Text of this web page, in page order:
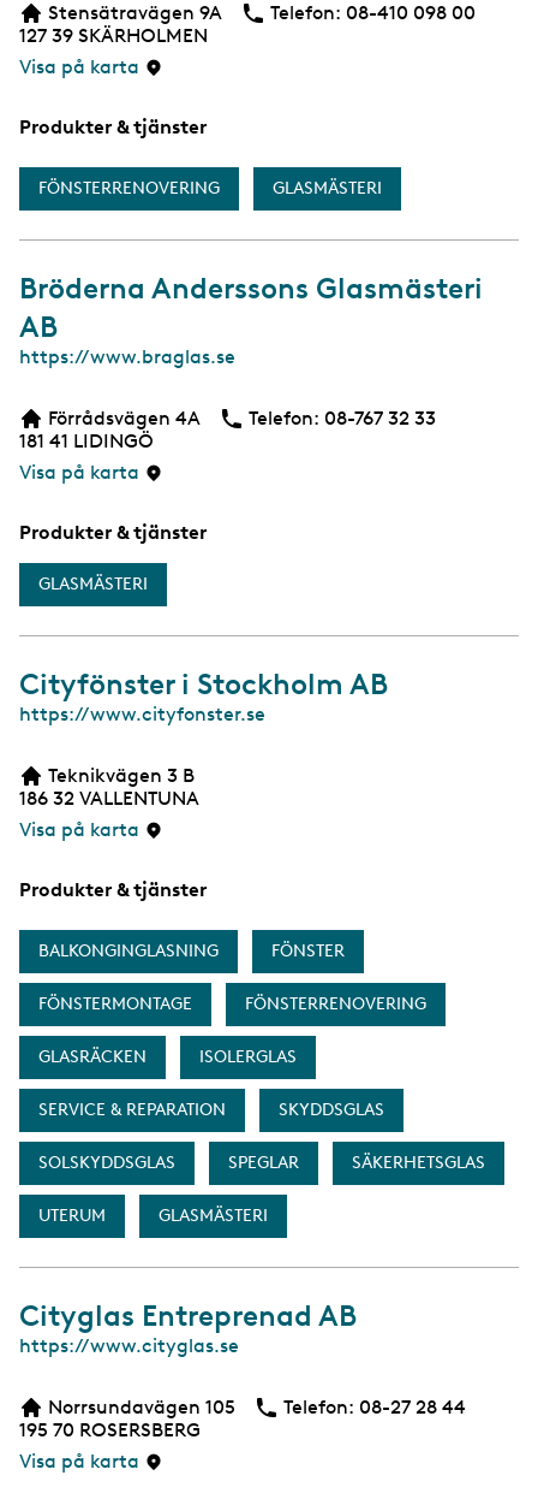
b
s
i
Stensätravägen 9A
127 39 SKÄRHOLMEN
Visa på karta
Telefon: Telefon
08-410 098 00
Produkter & tjänster
FÖNSTERRENOVERING GLASMÄSTERI
Bröderna Anderssons Glasmästeri
AB
W
b
s
i
https://www.braglas.se
Förrådsvägen 4A
181 41 LIDINGÖ
Visa på karta
Telefon: Telefon
08-767 32 33
Produkter & tjänster
GLASMÄSTERI
Cityfönster i Stockholm AB
W
b
s
i
https://www.cityfonster.se
Teknikvägen 3 B
186 32 VALLENTUNA
Visa på karta
Produkter & tjänster
BALKONGINGLASNING FÖNSTER
FÖNSTERMONTAGE FÖNSTERRENOVERING
GLASRÄCKEN ISOLERGLAS
SERVICE & REPARATION SKYDDSGLAS
SOLSKYDDSGLAS SPEGLAR SÄKERHETSGLAS
UTERUM GLASMÄSTERI
Cityglas Entreprenad AB
W
b
s
i
https://www.cityglas.se
Norrsundavägen 105
195 70 ROSERSBERG
Visa på karta
Telefon: Telefon
08-27 28 44